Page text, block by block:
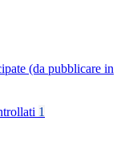
(da pubblicare in
1